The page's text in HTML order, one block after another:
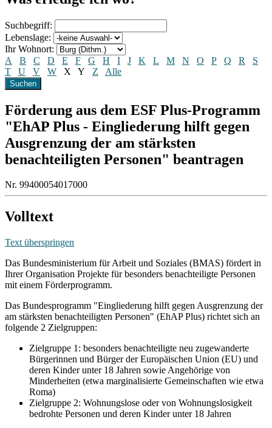
Suchbegriff:
Lebenslage:
Ihr Wohnort:
A
B C D E F G H I J K L M N O P Q R
S
T
U V W X Y Z Alle
Förderung aus dem ESF Plus-Programm
"EhAP Plus - Eingliederung hilft gegen
Ausgrenzung der am stärksten
benachteiligten Personen" beantragen
Nr. 99400054017000
Volltext
Text überspringen
Das Bundesministerium für Arbeit und Soziales (BMAS) fördert in
Ihrer Organisation Projekte für besonders benachteiligte Personen
mit einem Förderprogramm.
Das Bundesprogramm "Eingliederung hilft gegen Ausgrenzung der
am stärksten benachteiligten Personen" (EhAP Plus) richtet sich an
folgende 2 Zielgruppen:
Zielgruppe 1: besonders benachteiligte neu zugewanderte
Bürgerinnen und Bürger der Europäischen Union (EU) und
deren Kinder unter 18 Jahren sowie Angehörige von
Minderheiten (etwa marginalisierte Gemeinschaften wie etwa
Roma)
Zielgruppe 2: Wohnungslose oder von Wohnungslosigkeit
bedrohte Personen und deren Kinder unter 18 Jahren